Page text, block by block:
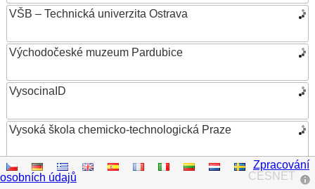
VŠB – Technická univerzita Ostrava
Východočeské muzeum Pardubice
VysocinaID
Vysoká škola chemicko-technologická Praze
Vysoká škola ekonomická v Praze
CESNET
Zpracování
osobních údajů